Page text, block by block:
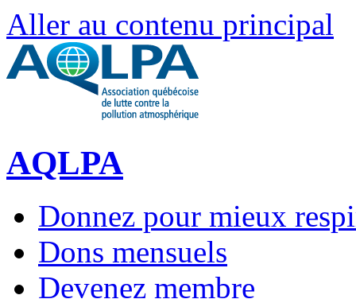
Aller au contenu principal
AQLPA
Donnez pour mieux
Dons mensuels
Devenez membre